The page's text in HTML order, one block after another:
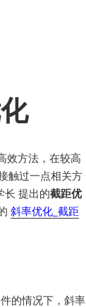
效方法，在较高
触过一点相关方
长 提出的截距优
斜率优化_截距
的情况下，斜率